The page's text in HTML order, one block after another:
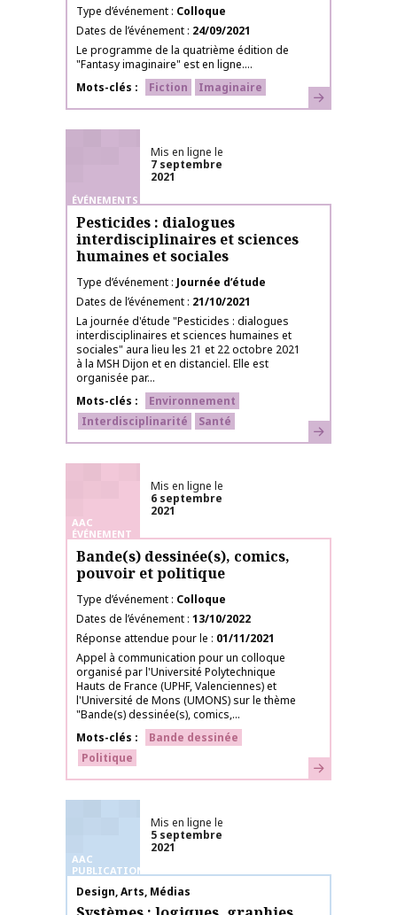
Type d’événement Colloque
Dates de l’événement 24/09/2021
Le programme de la quatrième édition de
"Fantasy imaginaire" est en ligne....
Mots-clés
Fiction Imaginaire En savoir plus
ÉVÉNEMENTS
Mis en ligne le
7 septembre
2021
Pesticides : dialogues
interdisciplinaires et sciences
humaines et sociales
Type d’événement Journée d’étude
Dates de l’événement 21/10/2021
La journée d'étude "Pesticides : dialogues
interdisciplinaires et sciences humaines et
sociales" aura lieu les 21 et 22 octobre 2021
à la MSH Dijon et en distanciel. Elle est
organisée par...
Mots-clés
Environnement
Interdisciplinarité
Santé En savoir plus
AAC
ÉVÉNEMENT
Mis en ligne le
6 septembre
2021
Bande(s) dessinée(s), comics,
pouvoir et politique
Type d’événement Colloque
Dates de l’événement 13/10/2022
Réponse attendue pour le
01/11/2021
Appel à communication pour un colloque
organisé par l'Université Polytechnique
Hauts de France (UPHF, Valenciennes) et
l'Université de Mons (UMONS) sur le thème
"Bande(s) dessinée(s), comics,...
Mots-clés
Bande dessinée
Politique
En savoir plus
AAC
PUBLICATIONS
Mis en ligne le
5 septembre
2021
Nom de la publication
Design, Arts, Médias